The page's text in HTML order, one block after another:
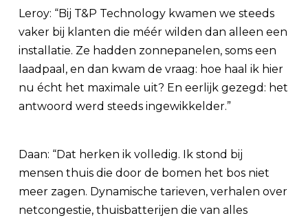
Leroy: “Bij T&P Technology kwamen we steeds
vaker bij klanten die méér wilden dan alleen een
installatie. Ze hadden zonnepanelen, soms een
laadpaal, en dan kwam de vraag: hoe haal ik hier
nu écht het maximale uit? En eerlijk gezegd: het
antwoord werd steeds ingewikkelder.”
Daan: “Dat herken ik volledig. Ik stond bij
mensen thuis die door de bomen het bos niet
meer zagen. Dynamische tarieven, verhalen over
netcongestie, thuisbatterijen die van alles